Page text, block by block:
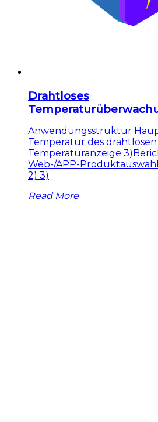
Drahtloses
Anwendungsstruktur
Temperatur des drahtlosen
Temperaturanzeige
Web-/APP-
2) 3)
Read More